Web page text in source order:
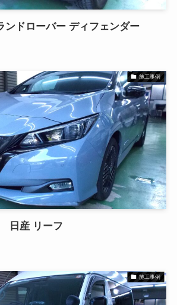
ンドローバー ディフェンダー
施工事例
日産 リーフ
施工事例